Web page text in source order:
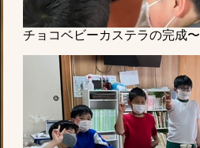
チョコベビーカステラの完成〜